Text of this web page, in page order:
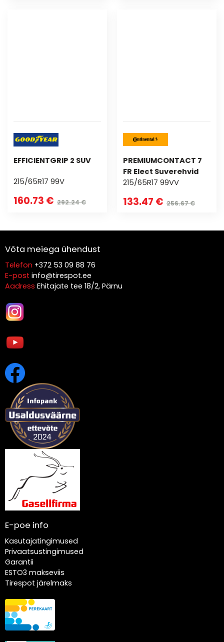
EFFICIENTGRIP 2 SUV
215/65R17 99V
160.73 € 292.24 €
PREMIUMCONTACT 7
FR Elect Suverehvid
215/65R17 99VV
133.47 € 256.67 €
Võta meiega ühendust
Telefon +372 53 09 88 76
E-post info@tirespot.ee
Aadress Ehitajate tee 18/2, Pärnu
E-poe info
Kasutajatingimused
Privaatsustingimused
Garantii
ESTO3 makseviis
Tirespot järelmaks